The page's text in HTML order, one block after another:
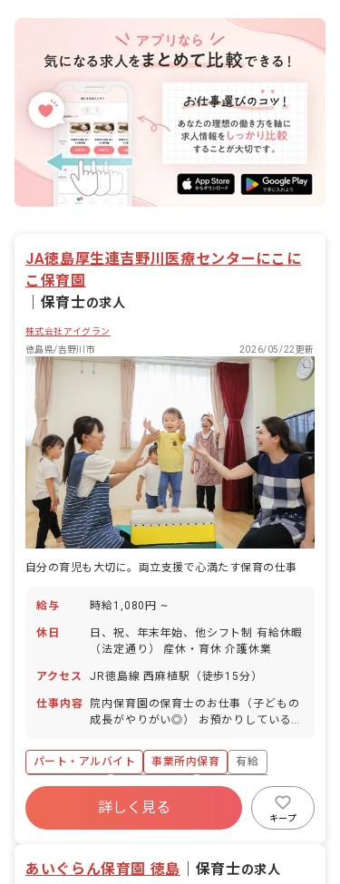
JA徳島厚生連吉野川医療センターにこに
こ保育園
保育士の求人
株式会社アイグラン
徳島県/吉野川市
2026/05/22更新
自分の育児も大切に。両立支援で心満たす保育の仕事
給与 時給1,080円 ~
休日
日、祝、年末年始、他シフト制 有給休暇
（法定通り） 産休・育休 介護休業
アクセス JR徳島線 西麻植駅（徒歩15分）
仕事内容
院内保育園の保育士のお仕事（子どもの
成長がやりがい◎） お預かりしている子
食事・睡眠・排泄・清潔・衣類の着脱等
・集団生活を通じた社会性の装着 ・行事
の計画・実行、お知らせの作成
パート・アルバイト 事業所内保育
有給
福利厚生充実
産休育休制度
未経験歓迎
WEB面接OK
詳しく見る
キープ
あいぐらん保育園 徳島 保育士の求人